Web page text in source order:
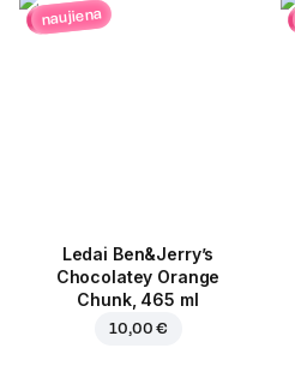
naujiena
Ledai Ben&Jerry’s
Chocolatey Orange
Chunk, 465 ml
10,00 €